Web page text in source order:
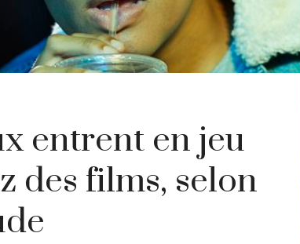
entrent en jeu
des films, selon